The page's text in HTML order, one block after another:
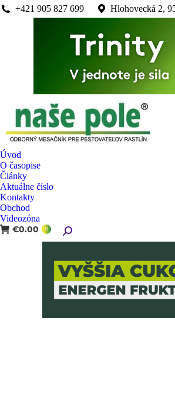
+421 905 827 699 Hlohovecká 2,
Úvod
O časopise
Články
Aktuálne číslo
Kontakty
Obchod
Videozóna
€0.00 0 Search: